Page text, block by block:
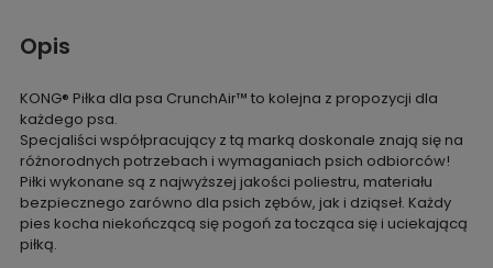
Opis
KONG® Piłka dla psa CrunchAir™ to kolejna z propozycji dla
każdego psa.
Specjaliści współpracujący z tą marką doskonale znają się na
różnorodnych potrzebach i wymaganiach psich odbiorców!
Piłki wykonane są z najwyższej jakości poliestru, materiału
bezpiecznego zarówno dla psich zębów, jak i dziąseł. Każdy
pies kocha niekończącą się pogoń za tocząca się i uciekającą
piłką.